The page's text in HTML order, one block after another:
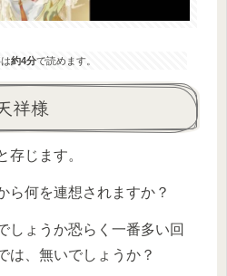
約4分で読めます。
祥様
存じます。
ら何を連想されますか？
しょうか恐らく一番多い回
は、無いでしょうか？